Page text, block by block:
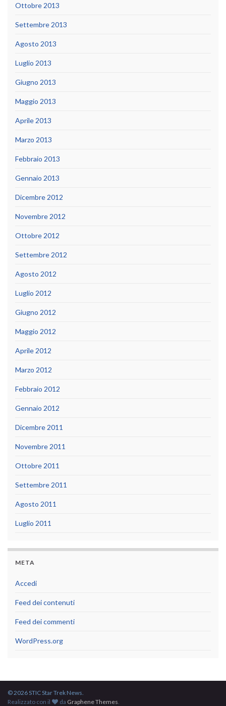
Ottobre 2013
Settembre 2013
Agosto 2013
Luglio 2013
Giugno 2013
Maggio 2013
Aprile 2013
Marzo 2013
Febbraio 2013
Gennaio 2013
Dicembre 2012
Novembre 2012
Ottobre 2012
Settembre 2012
Agosto 2012
Luglio 2012
Giugno 2012
Maggio 2012
Aprile 2012
Marzo 2012
Febbraio 2012
Gennaio 2012
Dicembre 2011
Novembre 2011
Ottobre 2011
Settembre 2011
Agosto 2011
Luglio 2011
META
Accedi
Feed dei contenuti
Feed dei commenti
WordPress.org
© 2026 STIC Star Trek News.
Realizzato con il
da Graphene Themes